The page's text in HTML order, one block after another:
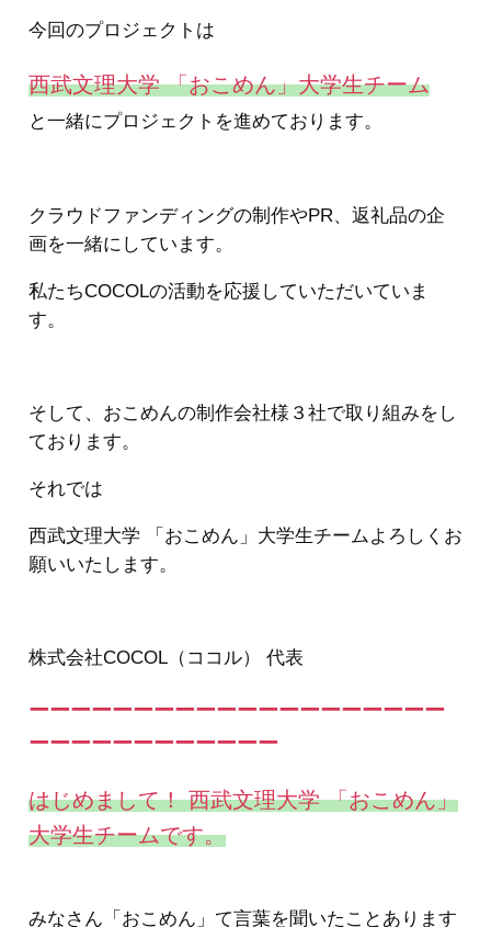
今回のプロジェクトは
西武文理大学 「おこめん」大学生チーム
と一緒にプロジェクトを進めております。
クラウドファンディングの制作やPR、返礼品の企
画を一緒にしています。
私たちCOCOLの活動を応援していただいていま
す。
そして、おこめんの制作会社様３社で取り組みをし
ております。
それでは
西武文理大学 「おこめん」大学生チームよろしくお
願いいたします。
株式会社COCOL（ココル） 代表
ーーーーーーーーーーーーーーーーーーーー
ーーーーーーーーーーーー
はじめまして！ 西武文理大学 「おこめん」
大学生チームです。
みなさん「おこめん」て言葉を聞いたことあります